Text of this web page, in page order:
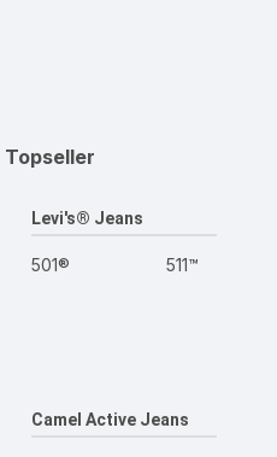
Topseller
Levi's® Jeans
501® 511™
Camel Active Jeans